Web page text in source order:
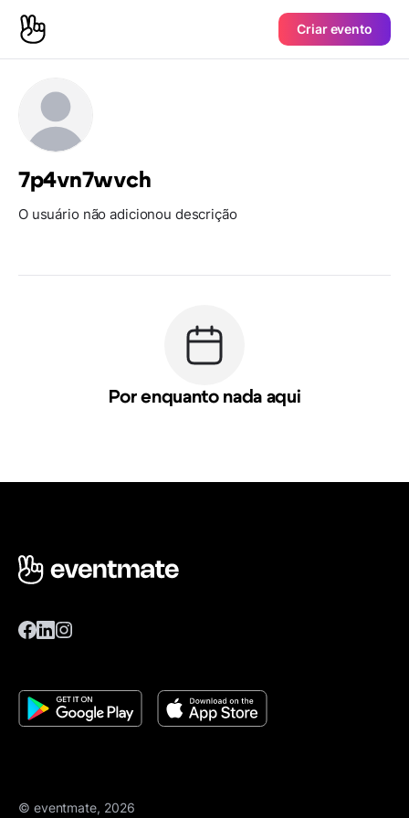
Criar evento
7p4vn7wvch
O usuário não adicionou descrição
Por enquanto nada aqui
© eventmate, 2026